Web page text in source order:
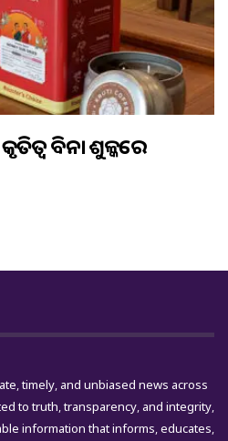
ବିନା ଶୁଳ୍କରେ
timely, and unbiased news across
to truth, transparency, and integrity,
information that informs, educates,